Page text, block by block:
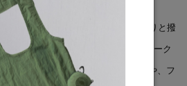
性を広げています。
クスクルーシブ」は、ドライな肌触りと撥
象徴するリサイクルオーガニックアーク
フリース裏地付きのハンドポケットや、フ